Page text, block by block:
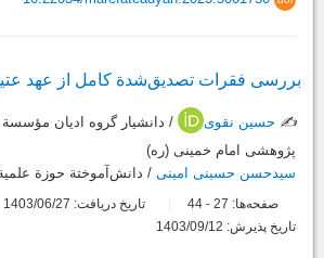
بررسی فقرات تصدیق‌شدة کامل از عهد
✍️ حسین نقوی
/ دانشیار گروه ادیان
پژوهشی امام خمینی (ره)
سیدحسن حسینی امینی / دانش‌آموختة حوزة
صفحه‌ها: 27
-
تاریخ دریافت: 1403/06/27
تاریخ پذیرش: 1403/09/12